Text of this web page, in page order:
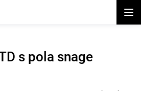
s pola snage